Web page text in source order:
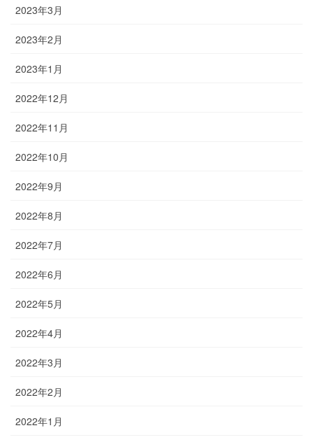
2023年3月
2023年2月
2023年1月
2022年12月
2022年11月
2022年10月
2022年9月
2022年8月
2022年7月
2022年6月
2022年5月
2022年4月
2022年3月
2022年2月
2022年1月